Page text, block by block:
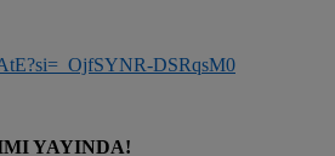
DSRqsM0
YAYINDA!